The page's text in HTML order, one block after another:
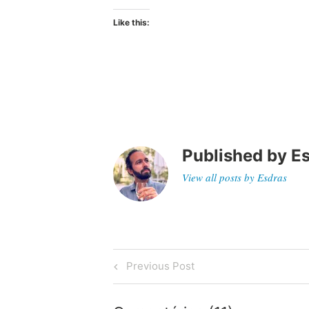
Like this:
Published by
View all posts by Esdras
Post
navigation
Previous
Post
Previous Post